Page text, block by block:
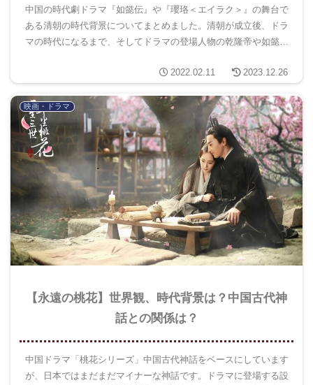
中国の時代劇ドラマ『如懿伝』や『瓔珞＜エイラク＞』の舞台で
ある清朝の時代背景についてまとめました。清朝が成立後、ドラ
マの時代になるまで、そしてドラマの登場人物の乾隆帝や如懿伝
2022.02.11
2023.12.26
映画・ドラマ
【永遠の桃花】世界観、時代背景は？中国古代神
話との関係は？
中国ドラマ「桃花シリーズ」中国古代神話をベースにしています
が、日本ではまだまだマイナーな神話です。ドラマに登場する設